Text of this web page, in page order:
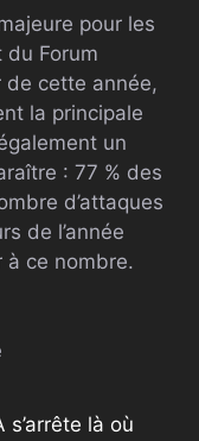
pour les
du Forum
de cette année,
la principale
un
: 77 % des
d’attaques
de l’année
à ce nombre.
s’arrête là où